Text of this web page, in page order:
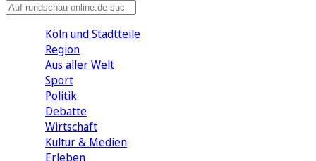
Köln und Stadtteile
Region
Aus aller Welt
Sport
Politik
Debatte
Wirtschaft
Kultur & Medien
Erleben